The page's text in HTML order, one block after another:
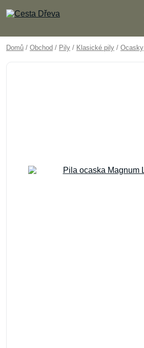
Domů / Obchod / Pily / Klasické pily / Ocasky